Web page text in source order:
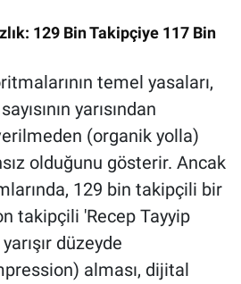
129 Bin Takipçiye 117 Bin
temel yasaları,
yarısından
(organik yolla)
olduğunu gösterir. Ancak
129 bin takipçili bir
takipçili 'Recep Tayyip
düzeyde
alması, dijital